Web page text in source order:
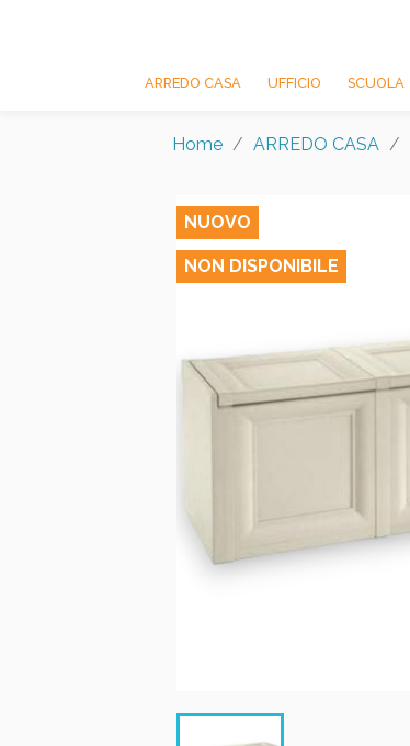
ARREDO CASA UFFICIO SCUOLA
Home ARREDO CASA
NUOVO
NON DISPONIBILE